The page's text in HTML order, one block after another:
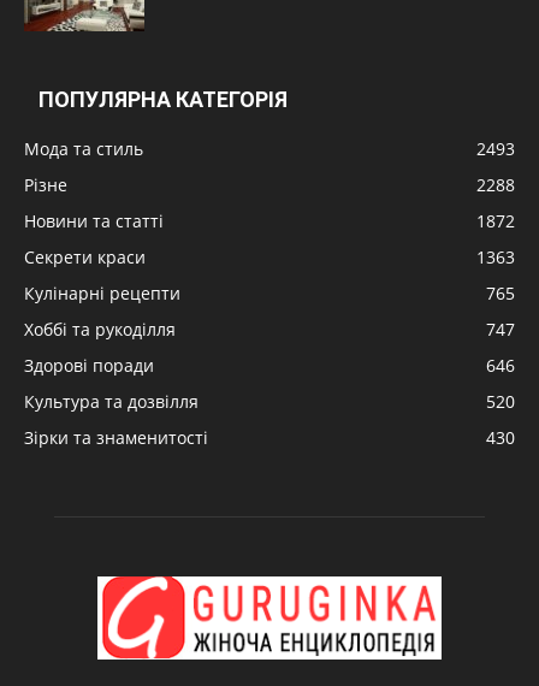
ПОПУЛЯРНА КАТЕГОРІЯ
Мода та стиль
2493
Різне
2288
Новини та статті
1872
Секрети краси
1363
Кулінарні рецепти
765
Хоббі та рукоділля
747
Здорові поради
646
Культура та дозвілля
520
Зірки та знаменитості
430